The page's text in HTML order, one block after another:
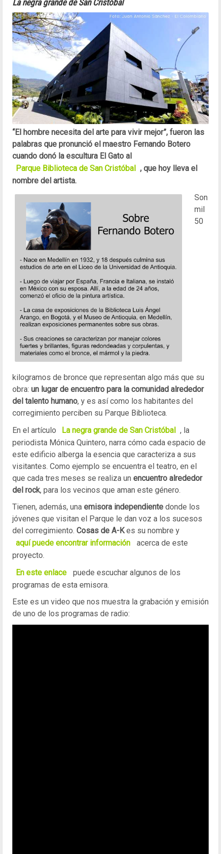
La negra grande de San Cristóbal
“El hombre necesita del arte para vivir mejor”, fueron las
palabras que pronunció el maestro Fernando Botero
cuando donó la escultura El Gato al
Parque Biblioteca de San Cristóbal , que hoy lleva el
nombre del artista.
Son
mil
50
kilogramos de bronce que representan algo más que su
obra: un lugar de encuentro para la comunidad alrededor
del talento humano, y es así como los habitantes del
corregimiento perciben su Parque Biblioteca.
En el artículo
La negra grande de San Cristóbal , la
periodista Mónica Quintero, narra cómo cada espacio de
este edificio alberga la esencia que caracteriza a sus
visitantes. Como ejemplo se encuentra el teatro, en el
que cada tres meses se realiza un encuentro alrededor
del rock, para los vecinos que aman este género.
Tienen, además, una emisora independiente donde los
jóvenes que visitan el Parque le dan voz a los sucesos
del corregimiento. Cosas de A-Kes su nombre y
aquí puede encontrar información
acerca de este
proyecto.
En este enlace
puede escuchar algunos de los
programas de esta emisora.
Este es un video que nos muestra la grabación y emisión
de uno de los programas de radio: